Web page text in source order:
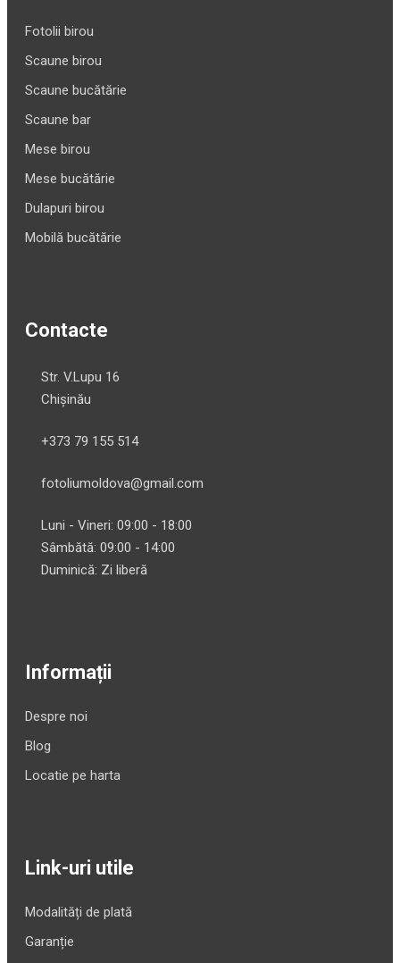
Fotolii birou
Scaune birou
Scaune bucătărie
Scaune bar
Mese birou
Mese bucătărie
Dulapuri birou
Mobilă bucătărie
Contacte
Str. V.Lupu 16
Chișinău
+373 79 155 514
fotoliumoldova@gmail.com
Luni - Vineri: 09:00 - 18:00
Sâmbătă: 09:00 - 14:00
Duminică: Zi liberă
Informații
Despre noi
Blog
Locatie pe harta
Link-uri utile
Modalități de plată
Garanție